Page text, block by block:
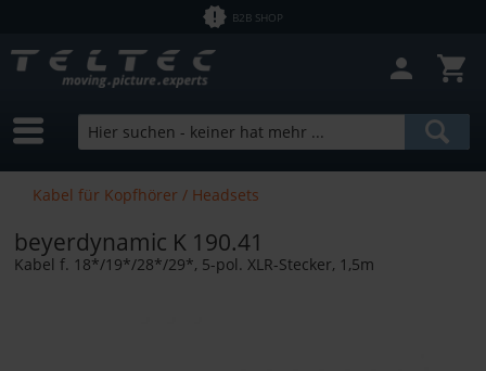
B2B SHOP
Kabel für Kopfhörer / Headsets
beyerdynamic K 190.41
Kabel f. 18*/19*/28*/29*, 5-pol. XLR-Stecker, 1,5m